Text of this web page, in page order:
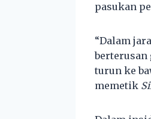
pasukan
“Dalam
berterusan
turun ke
memetik